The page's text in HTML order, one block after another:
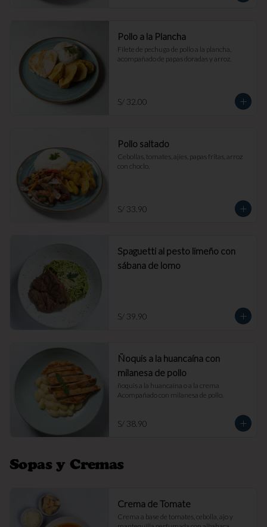
Pollo a la Plancha
Filete de pechuga de pollo a la plancha,
acompañado de papas doradas y arroz.
S/ 32.00
Pollo saltado
Cebollas, tomates, ajíes, papas fritas, arroz
con choclo.
S/ 33.90
Spaguetti al pesto limeño con
sábana de lomo
S/ 39.90
Ñoquis a la huancaína con
milanesa de pollo
ñoquis a la huancaína o a la crema
Acompañado con milanesa de pollo.
S/ 38.90
Sopas y Cremas
Crema de Tomate
Crema a base de tomates, cebolla, ajo y